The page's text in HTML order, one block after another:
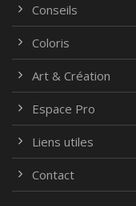
Conseils
Coloris
Art & Création
Espace Pro
Liens utiles
Contact